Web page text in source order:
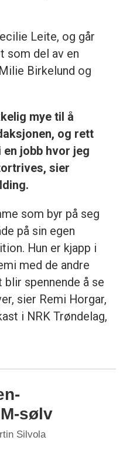
Leite, og går
som del av en
Birkelund og
mye til å
og rett
jobb hvor jeg
sier
som byr på seg
på sin egen
Hun er kjapp i
med de andre
spennende å se
sier Remi Horgar,
i NRK Trøndelag,
sølv
Silvola